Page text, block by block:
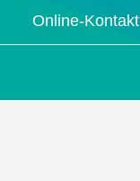
Online-Kontakt